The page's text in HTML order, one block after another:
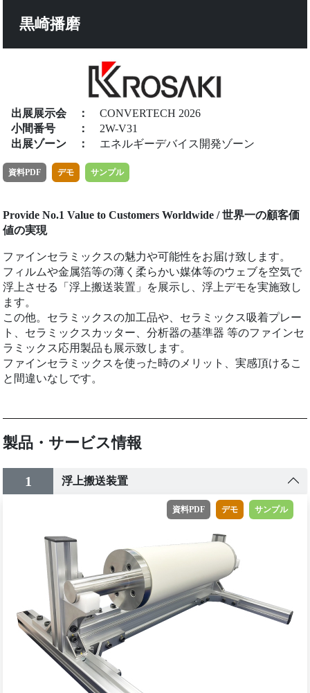
黒崎播磨
出展展示会 ： CONVERTECH 2026
小間番号
： 2W-V31
出展ゾーン ： エネルギーデバイス開発ゾーン
資料PDF デモ サンプル
Provide No.1 Value to Customers Worldwide / 世界一の顧客価
値の実現
ファインセラミックスの魅力や可能性をお届け致します。
フィルムや金属箔等の薄く柔らかい媒体等のウェブを空気で
浮上させる「浮上搬送装置」を展示し、浮上デモを実施致し
ます。
この他。セラミックスの加工品や、セラミックス吸着プレー
ト、セラミックスカッター、分析器の基準器 等のファインセ
ラミックス応用製品も展示致します。
ファインセラミックスを使った時のメリット、実感頂けるこ
と間違いなしです。
製品・サービス情報
1 浮上搬送装置
資料PDF デモ サンプル